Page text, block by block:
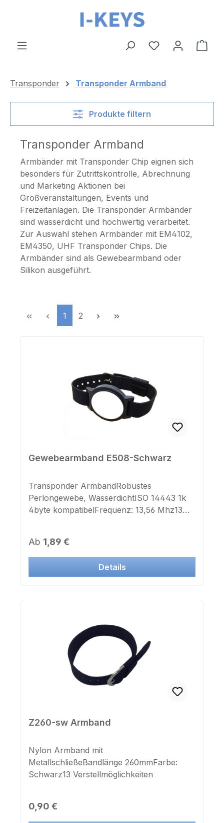
Zum Hauptinhalt springen
Transponder Transponder Armband
Produkte filtern
Transponder Armband
Armbänder mit Transponder Chip eignen sich
besonders für Zutrittskontrolle, Abrechnung
und Marketing Aktionen bei
Großveranstaltungen, Events und
Freizeitanlagen. Die Transponder Armbänder
sind wasserdicht und hochwertig verarbeitet.
Zur Auswahl stehen Armbänder mit EM4102,
EM4350, UHF Transponder Chips. Die
Armbänder sind als Gewebearmband oder
Silikon ausgeführt.
Seite
1 Seite
2
Gewebearmband E508-Schwarz
Transponder ArmbandRobustes
Perlongewebe, WasserdichtISO 14443 1k
4byte kompatibelFrequenz: 13,56 Mhz13
Regulärer Preis:
Ab 1,89 €
Details
Z260-sw Armband
Nylon Armband mit
MetallschließeBandlänge 260mmFarbe:
Schwarz13 Verstellmöglichkeiten
Regulärer Preis:
0,90 €